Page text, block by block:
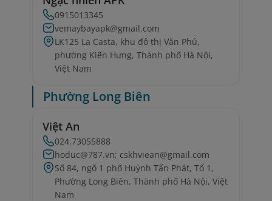
0915013345
vemaybayapk@gmail.com
LK125 La Casta, khu đô thị Văn Phú,
phường Kiến Hưng, Thành phố Hà Nội,
Việt Nam
Phường Long Biên
Việt An
024.73055888
hoduc@787.vn; cskhviean@gmail.com
Số 84, ngõ 1 phố Huỳnh Tấn Phát, Tổ 1,
Phường Long Biên, Thành phố Hà Nội, Việt
Nam